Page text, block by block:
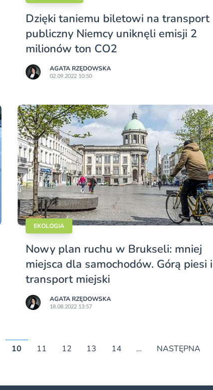
Dzięki taniemu biletowi na transport
publiczny Niemcy uniknęli emisji 2
milionów ton CO2
AGATA RZĘDOWSKA
02.09.2022 10:50
EKOLOGIA
Nowy plan ruchu w Brukseli: mniej
miejsca dla samochodów. Górą piesi i
transport miejski
AGATA RZĘDOWSKA
18.08.2022 13:57
10 11 12 13 14 …
NASTĘPNA